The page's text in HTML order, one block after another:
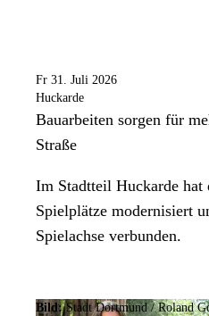
Fr 31. Juli 2026
Huckarde
Bauarbeiten sorgen für
Straße
Im Stadtteil Huckarde
Spielplätze modernisiert
Spielachse verbunden.
Bild:Stadt Dortmund / Roland